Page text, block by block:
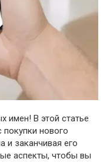
имен! В этой статье
нового
и заканчивая его
аспекты, чтобы вы